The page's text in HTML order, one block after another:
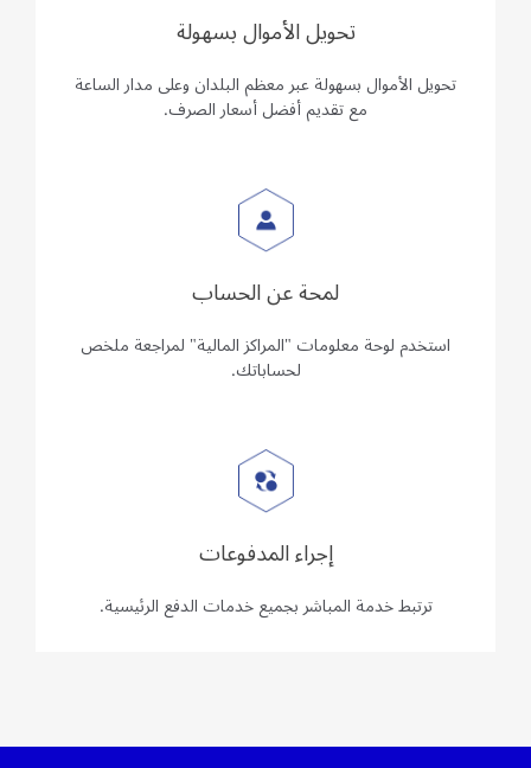
تحويل الأموال بسهولة
تحويل الأموال بسهولة عبر معظم البلدان وعلى مدار الساعة
مع تقديم أفضل أسعار الصرف.
لمحة عن الحساب
استخدم لوحة معلومات "المراكز المالية" لمراجعة ملخص
لحساباتك.
إجراء المدفوعات
ترتبط خدمة المباشر بجميع خدمات الدفع الرئيسية.